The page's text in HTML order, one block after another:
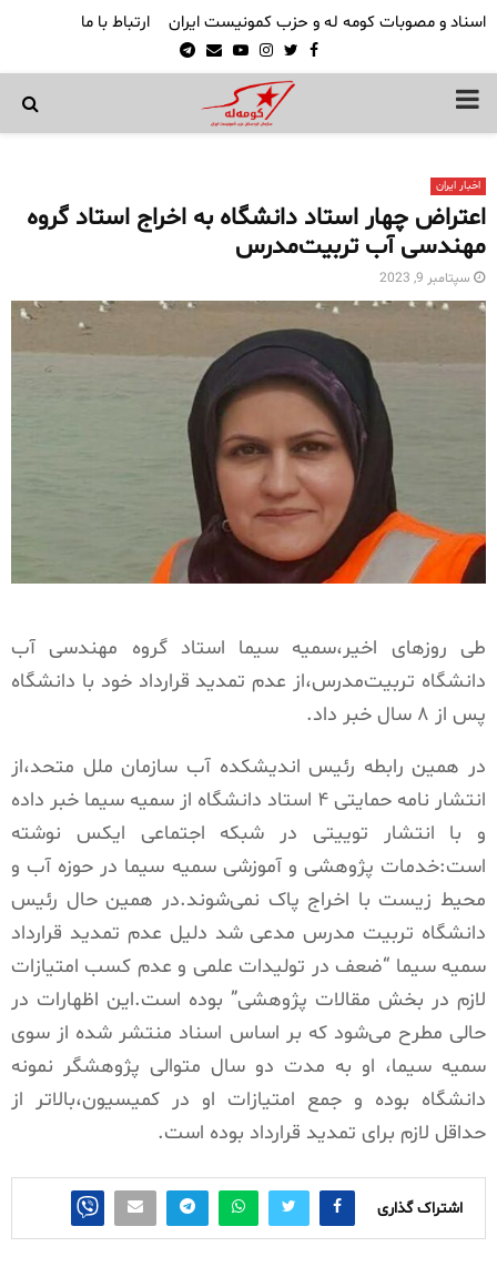
اسناد و مصوبات کومه له و حزب کمونیست ایران ارتباط با ما
Facebook
Twitter
Instagram
Youtube
Email
Telegram
PRIMARY
اخبار ایران
اعتراض چهار استاد دانشگاه به اخراج‌ استاد گروه
مهندسی آب تربیت‌مدرس
سپتامبر 9, 2023
طی روزهای اخیر،سمیه سیما استاد گروه مهندسی آب
دانشگاه تربیت‌مدرس،از عدم تمدید قرارداد خود با دانشگاه
پس از ۸ سال خبر داد.
در همین رابطه رئیس اندیشکده آب سازمان ملل متحد،از
انتشار نامه حمایتی ۴ استاد دانشگاه از سمیه سیما خبر داده
و با انتشار توییتی در شبکه اجتماعی ایکس نوشته
است:خدمات پژوهشی و آموزشی سمیه سیما در حوزه آب و
محیط زیست با اخراج پاک نمی‌شوند.در همین حال رئیس
دانشگاه تربیت مدرس مدعی شد دلیل عدم تمدید قرارداد
سمیه سیما “ضعف در تولیدات علمی و عدم کسب امتیازات
لازم در بخش مقالات پژوهشی” بوده است.این اظهارات در
حالی مطرح می‌شود که بر اساس اسناد منتشر شده از سوی
سمیه سیما، او به مدت دو سال متوالی پژوهشگر نمونه
دانشگاه بوده و جمع امتیازات او در کمیسیون،بالاتر از
حداقل لازم برای تمدید قرارداد بوده است.
اشتراک گذاری